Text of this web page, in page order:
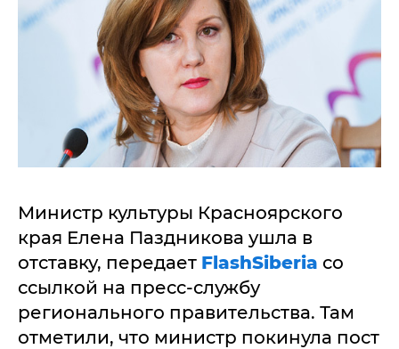
Министр культуры Красноярского
края Елена Паздникова ушла в
отставку, передает FlashSiberia со
ссылкой на пресс-службу
регионального правительства. Там
отметили, что министр покинула пост